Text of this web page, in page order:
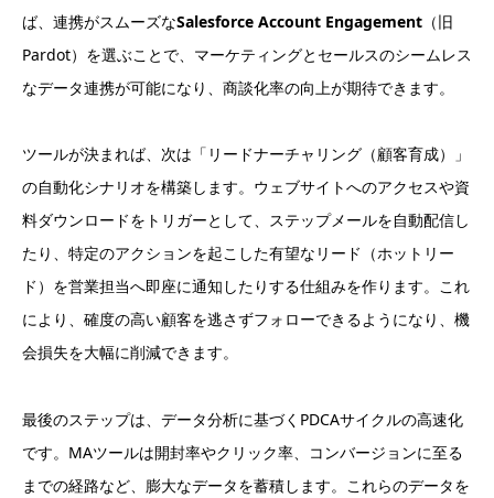
ば、連携がスムーズなSalesforce Account Engagement （旧
Pardot）を選ぶことで、マーケティングとセールスのシームレス
なデータ連携が可能になり、商談化率の向上が期待できます。
ツールが決まれば、次は「リードナーチャリング（顧客育成）」
の自動化シナリオを構築します。ウェブサイトへのアクセスや資
料ダウンロードをトリガーとして、ステップメールを自動配信し
たり、特定のアクションを起こした有望なリード（ホットリー
ド）を営業担当へ即座に通知したりする仕組みを作ります。これ
により、確度の高い顧客を逃さずフォローできるようになり、機
会損失を大幅に削減できます。
最後のステップは、データ分析に基づくPDCAサイクルの高速化
です。MAツールは開封率やクリック率、コンバージョンに至る
までの経路など、膨大なデータを蓄積します。これらのデータを